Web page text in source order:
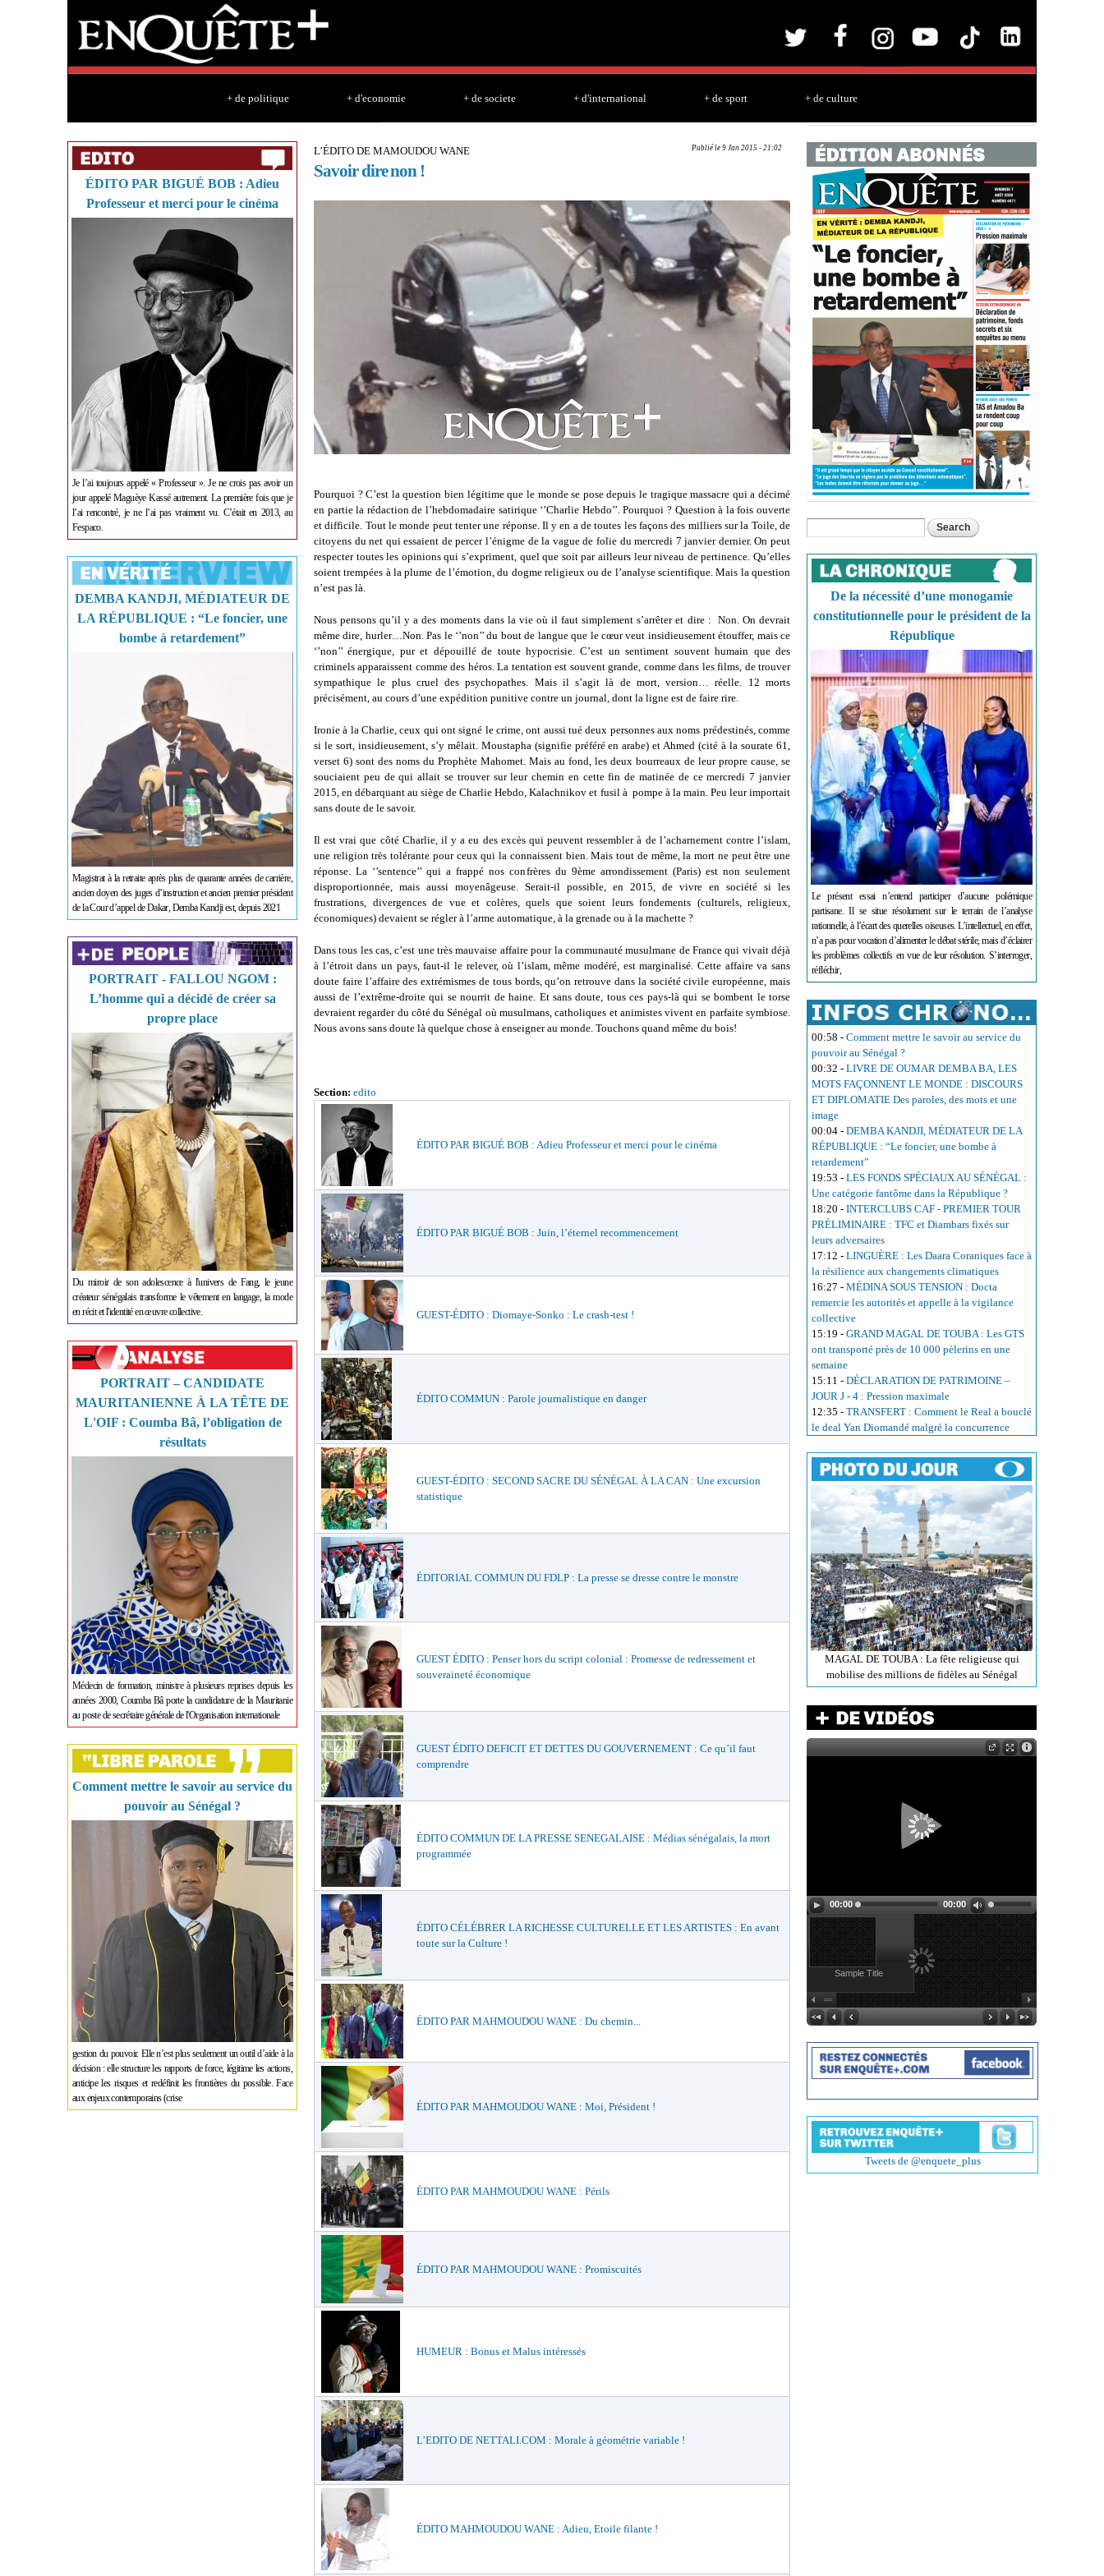
+ de politique + d'economie + de societe + d'international + de sport + de culture
ÉDITO PAR BIGUÉ BOB : Adieu
Professeur et merci pour le cinéma
Je l’ai toujours appelé « Professeur ». Je ne crois pas avoir un
jour appelé Maguèye Kassé autrement. La première fois que je
l’ai rencontré, je ne l’ai pas vraiment vu. C’était en 2013, au
Fespaco.
DEMBA KANDJI, MÉDIATEUR DE
LA RÉPUBLIQUE : “Le foncier, une
bombe à retardement”
Magistrat à la retraite après plus de quarante années de carrière,
ancien doyen des juges d’instruction et ancien premier président
de la Cour d’appel de Dakar, Demba Kandji est, depuis 2021
PORTRAIT - FALLOU NGOM :
L’homme qui a décidé de créer sa
propre place
Du miroir de son adolescence à l'univers de Fang, le jeune
créateur sénégalais transforme le vêtement en langage, la mode
en récit et l'identité en œuvre collective.
PORTRAIT – CANDIDATE
MAURITANIENNE À LA TÊTE DE
L'OIF : Coumba Bâ, l’obligation de
résultats
Médecin de formation, ministre à plusieurs reprises depuis les
années 2000, Coumba Bâ porte la candidature de la Mauritanie
au poste de secrétaire générale de l'Organisation internationale
Comment mettre le savoir au service du
pouvoir au Sénégal ?
gestion du pouvoir. Elle n’est plus seulement un outil d’aide à la
décision : elle structure les rapports de force, légitime les actions,
anticipe les risques et redéfinit les frontières du possible. Face
aux enjeux contemporains (crise
Publié le 9 Jan 2015 - 21:02
L’ÉDITO DE MAMOUDOU WANE
Savoir dire non !
Pourquoi ? C’est la question bien légitime que le monde se pose depuis le tragique massacre qui a décimé
en partie la rédaction de l’hebdomadaire satirique ‘’Charlie Hebdo’’. Pourquoi ? Question à la fois ouverte
et difficile. Tout le monde peut tenter une réponse. Il y en a de toutes les façons des milliers sur la Toile, de
citoyens du net qui essaient de percer l’énigme de la vague de folie du mercredi 7 janvier dernier. On peut
respecter toutes les opinions qui s’expriment, quel que soit par ailleurs leur niveau de pertinence. Qu’elles
soient trempées à la plume de l’émotion, du dogme religieux ou de l’analyse scientifique. Mais la question
n’est pas là.
Nous pensons qu’il y a des moments dans la vie où il faut simplement s’arrêter et dire : Non. On devrait
même dire, hurler…Non. Pas le ‘’non’’ du bout de langue que le cœur veut insidieusement étouffer, mais ce
‘’non’’ énergique, pur et dépouillé de toute hypocrisie. C’est un sentiment souvent humain que des
criminels apparaissent comme des héros. La tentation est souvent grande, comme dans les films, de trouver
sympathique le plus cruel des psychopathes. Mais il s’agit là de mort, version… réelle. 12 morts
précisément, au cours d’une expédition punitive contre un journal, dont la ligne est de faire rire.
Ironie à la Charlie, ceux qui ont signé le crime, ont aussi tué deux personnes aux noms prédestinés, comme
si le sort, insidieusement, s’y mêlait. Moustapha (signifie préféré en arabe) et Ahmed (cité à la sourate 61,
verset 6) sont des noms du Prophète Mahomet. Mais au fond, les deux bourreaux de leur propre cause, se
souciaient peu de qui allait se trouver sur leur chemin en cette fin de matinée de ce mercredi 7 janvier
2015, en débarquant au siège de Charlie Hebdo, Kalachnikov et fusil à pompe à la main. Peu leur importait
sans doute de le savoir.
Il est vrai que côté Charlie, il y a eu des excès qui peuvent ressembler à de l’acharnement contre l’islam,
une religion très tolérante pour ceux qui la connaissent bien. Mais tout de même, la mort ne peut être une
réponse. La ‘’sentence’’ qui a frappé nos confrères du 9èmearrondissement (Paris) est non seulement
disproportionnée, mais aussi moyenâgeuse. Serait-il possible, en 2015, de vivre en société si les
frustrations, divergences de vue et colères, quels que soient leurs fondements (culturels, religieux,
économiques) devaient se régler à l’arme automatique, à la grenade ou à la machette ?
Dans tous les cas, c’est une très mauvaise affaire pour la communauté musulmane de France qui vivait déjà
à l’étroit dans un pays, faut-il le relever, où l’islam, même modéré, est marginalisé. Cette affaire va sans
doute faire l’affaire des extrémismes de tous bords, qu’on retrouve dans la société civile européenne, mais
aussi de l’extrême-droite qui se nourrit de haine. Et sans doute, tous ces pays-là qui se bombent le torse
devraient regarder du côté du Sénégal où musulmans, catholiques et animistes vivent en parfaite symbiose.
Nous avons sans doute là quelque chose à enseigner au monde. Touchons quand même du bois!
Section: edito
ÉDITO PAR BIGUÉ BOB : Adieu Professeur et merci pour le cinéma
ÉDITO PAR BIGUÉ BOB : Juin, l’éternel recommencement
GUEST-ÉDITO : Diomaye-Sonko : Le crash-test !
ÉDITO COMMUN : Parole journalistique en danger
GUEST-ÉDITO : SECOND SACRE DU SÉNÉGAL À LA CAN : Une excursion
statistique
ÉDITORIAL COMMUN DU FDLP : La presse se dresse contre le monstre
GUEST ÉDITO : Penser hors du script colonial : Promesse de redressement et
souveraineté économique
GUEST ÉDITO DEFICIT ET DETTES DU GOUVERNEMENT : Ce qu’il faut
comprendre
ÉDITO COMMUN DE LA PRESSE SENEGALAISE : Médias sénégalais, la mort
programmée
ÉDITO CÉLÉBRER LA RICHESSE CULTURELLE ET LES ARTISTES : En avant
toute sur la Culture !
ÉDITO PAR MAHMOUDOU WANE : Du chemin...
ÉDITO PAR MAHMOUDOU WANE : Moi, Président !
ÉDITO PAR MAHMOUDOU WANE : Périls
ÉDITO PAR MAHMOUDOU WANE : Promiscuités
HUMEUR : Bonus et Malus intéressés
L’EDITO DE NETTALI.COM : Morale à géométrie variable !
ÉDITO MAHMOUDOU WANE : Adieu, Etoile filante !
Search form
De la nécessité d’une monogamie
constitutionnelle pour le président de la
République
Le présent essai n’entend participer d’aucune polémique
partisane. Il se situe résolument sur le terrain de l’analyse
rationnelle, à l’écart des querelles oiseuses. L’intellectuel, en effet,
n’a pas pour vocation d’alimenter le débat stérile, mais d’éclairer
les problèmes collectifs en vue de leur résolution. S’interroger,
réfléchir,
00:58 - Comment mettre le savoir au service du
pouvoir au Sénégal ?
00:32 - LIVRE DE OUMAR DEMBA BA, LES
MOTS FAÇONNENT LE MONDE : DISCOURS
ET DIPLOMATIE Des paroles, des mots et une
image
00:04 - DEMBA KANDJI, MÉDIATEUR DE LA
RÉPUBLIQUE : “Le foncier, une bombe à
retardement”
19:53 - LES FONDS SPÉCIAUX AU SÉNÉGAL :
Une catégorie fantôme dans la République ?
18:20 - INTERCLUBS CAF - PREMIER TOUR
PRÉLIMINAIRE : TFC et Diambars fixés sur
leurs adversaires
17:12 - LINGUÈRE : Les Daara Coraniques face à
la résilience aux changements climatiques
16:27 - MÉDINA SOUS TENSION : Docta
remercie les autorités et appelle à la vigilance
collective
15:19 - GRAND MAGAL DE TOUBA : Les GTS
ont transporté près de 10 000 pèlerins en une
semaine
15:11 - DÉCLARATION DE PATRIMOINE –
JOUR J - 4 : Pression maximale
12:35 - TRANSFERT : Comment le Real a bouclé
le deal Yan Diomandé malgré la concurrence
MAGAL DE TOUBA : La fête religieuse qui
mobilise des millions de fidèles au Sénégal
00:00 00:00
Sample Title
Tweets de @enquete_plus